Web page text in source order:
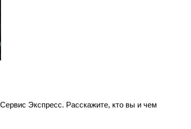
Экспресс. Расскажите, кто вы и чем